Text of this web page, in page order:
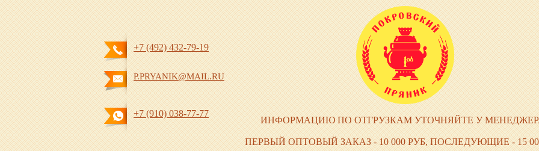
+7 (492) 432-79-19
P.PRYANIK@MAIL.RU
+7 (910) 038-77-77
ИНФОРМАЦИЮ ПО ОТГРУЗКАМ УТОЧНЯЙТЕ У
ПЕРВЫЙ ОПТОВЫЙ ЗАКАЗ - 10 000 РУБ, ПОСЛЕДУЮЩИЕ - 15